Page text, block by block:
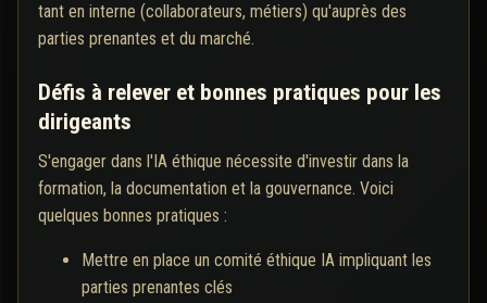
tant en interne (collaborateurs, métiers) qu'auprès des
parties prenantes et du marché.
Défis à relever et bonnes pratiques pour les
dirigeants
S'engager dans l'IA éthique nécessite d'investir dans la
formation, la documentation et la gouvernance. Voici
quelques bonnes pratiques :
Mettre en place un comité éthique IA impliquant les
parties prenantes clés